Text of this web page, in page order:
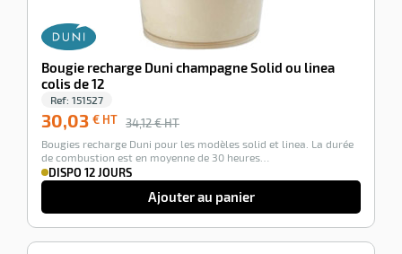
Bougie recharge Duni champagne Solid ou linea
colis de 12
Ref: 151527
30,03 € HT 34,12 € HT
Bougies recharge Duni pour les modèles solid et linea. La durée
de combustion est en moyenne de 30 heures…
DISPO 12 JOURS
Ajouter au panier